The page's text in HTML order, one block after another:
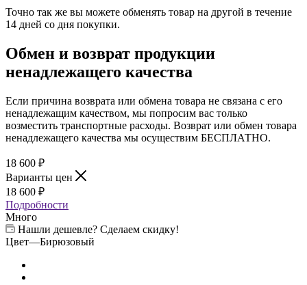
Точно так же вы можете обменять товар на другой в течение
14 дней со дня покупки.
Обмен и возврат продукции
ненадлежащего качества
Если причина возврата или обмена товара не связана с его
ненадлежащим качеством, мы попросим вас только
возместить транспортные расходы. Возврат или обмен товара
ненадлежащего качества мы осуществим БЕСПЛАТНО.
18 600 ₽
Варианты цен
18 600 ₽
Подробности
Много
Нашли дешевле? Сделаем скидку!
Цвет—Бирюзовый